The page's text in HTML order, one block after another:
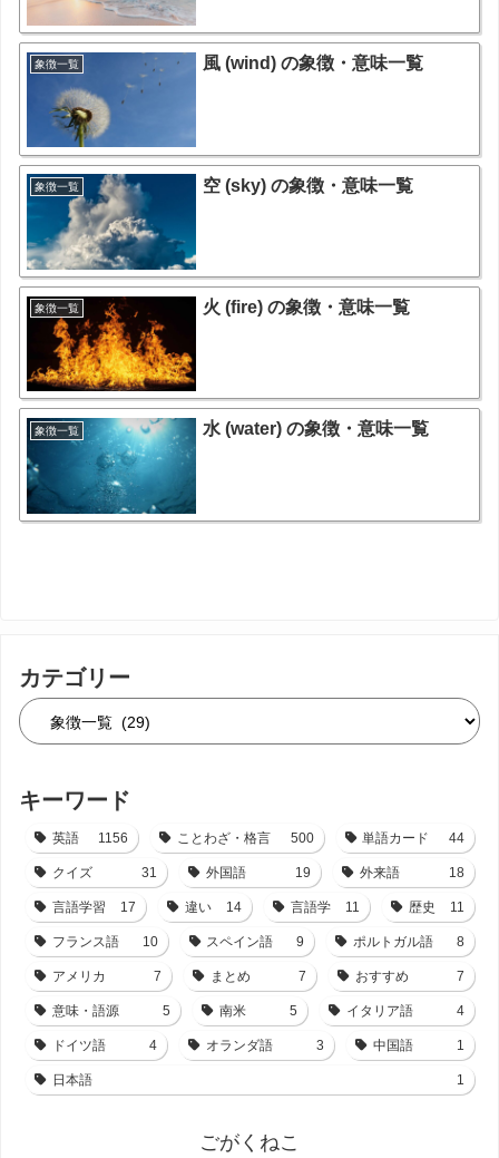
象徴一覧 風 (wind) の象徴・意味一覧
象徴一覧 空 (sky) の象徴・意味一覧
象徴一覧 火 (fire) の象徴・意味一覧
象徴一覧 水 (water) の象徴・意味一覧
カテゴリー
キーワード
英語 1156 ことわざ・格言 500 単語カード 44
クイズ 31 外国語 19 外来語 18
言語学習 17 違い 14 言語学 11 歴史 11
フランス語 10 スペイン語 9 ポルトガル語 8
アメリカ 7 まとめ 7 おすすめ 7
意味・語源 5 南米 5 イタリア語 4
ドイツ語 4 オランダ語 3 中国語 1
日本語 1
ごがくねこ